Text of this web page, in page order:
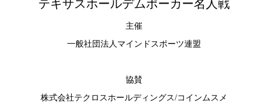
テキサスホールデムポーカー名人戦
主催
一般社団法人マインドスポーツ連盟
協賛
株式会社テクロスホールディングス/コインムスメ